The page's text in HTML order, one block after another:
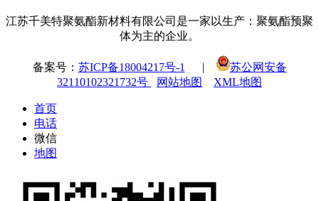
江苏千美特聚氨酯新材料有限公司是一家以生产：聚氨酯预聚
体为主的企业。
备案号： 苏ICP备18004217号-1 |
苏公网安备
32110102321732号
网站地图 XML地图
首页
电话
微信
地图